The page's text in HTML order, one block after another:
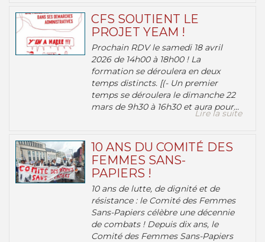
CFS SOUTIENT LE
PROJET YEAM !
Prochain RDV le samedi 18 avril
2026 de 14h00 à 18h00 ! La
formation se déroulera en deux
temps distincts. [(- Un premier
temps se déroulera le dimanche 22
mars de 9h30 à 16h30 et aura pour...
Lire la suite
10 ANS DU COMITÉ DES
FEMMES SANS-
PAPIERS !
10 ans de lutte, de dignité et de
résistance : le Comité des Femmes
Sans-Papiers célèbre une décennie
de combats ! Depuis dix ans, le
Comité des Femmes Sans-Papiers